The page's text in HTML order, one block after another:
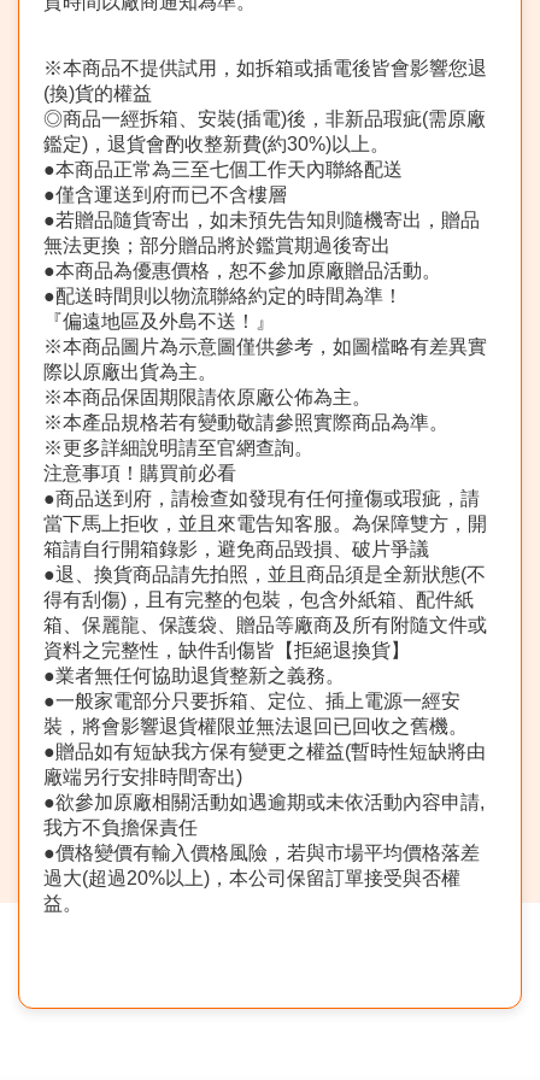
※本商品不提供試用，如拆箱或插電後皆會影響您退
(換)貨的權益
◎商品一經拆箱、安裝(插電)後，非新品瑕疵(需原廠
鑑定)，退貨會酌收整新費(約30%)以上。
●本商品正常為三至七個工作天內聯絡配送
●僅含運送到府而已不含樓層
●若贈品隨貨寄出，如未預先告知則隨機寄出，贈品
無法更換；部分贈品將於鑑賞期過後寄出
●本商品為優惠價格，恕不參加原廠贈品活動。
●配送時間則以物流聯絡約定的時間為準！
『偏遠地區及外島不送！』
※本商品圖片為示意圖僅供參考，如圖檔略有差異實
際以原廠出貨為主。
※本商品保固期限請依原廠公佈為主。
※本產品規格若有變動敬請參照實際商品為準。
※更多詳細說明請至官網查詢。
注意事項！購買前必看
●商品送到府，請檢查如發現有任何撞傷或瑕疵，請
當下馬上拒收，並且來電告知客服。為保障雙方，開
箱請自行開箱錄影，避免商品毀損、破片爭議
●退、換貨商品請先拍照，並且商品須是全新狀態(不
得有刮傷)，且有完整的包裝，包含外紙箱、配件紙
箱、保麗龍、保護袋、贈品等廠商及所有附隨文件或
資料之完整性，缺件刮傷皆【拒絕退換貨】
●業者無任何協助退貨整新之義務。
●一般家電部分只要拆箱、定位、插上電源一經安
裝，將會影響退貨權限並無法退回已回收之舊機。
●贈品如有短缺我方保有變更之權益(暫時性短缺將由
廠端另行安排時間寄出)
●欲參加原廠相關活動如遇逾期或未依活動內容申請,
我方不負擔保責任
●價格變價有輸入價格風險，若與市場平均價格落差
過大(超過20%以上)，本公司保留訂單接受與否權
益。